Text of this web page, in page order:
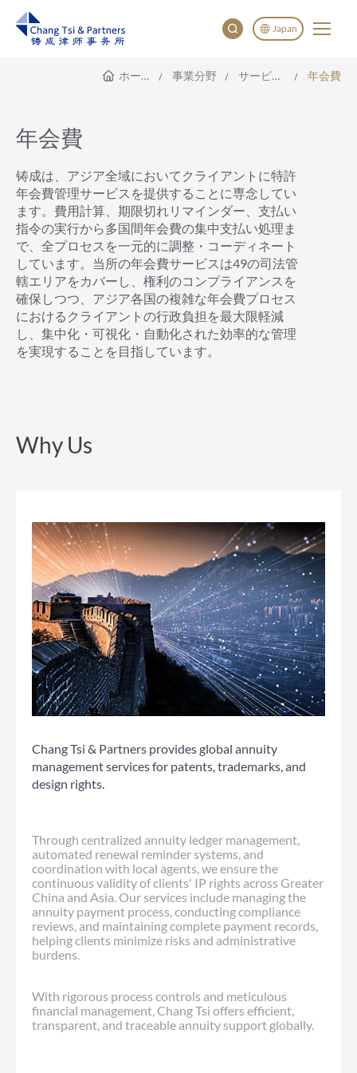
Japan
English
Deutsch
ホームページ 事業分野 サービス範囲 年会費
年会費
铸成は、アジア全域においてクライアントに特許
年会費管理サービスを提供することに専念してい
ます。費用計算、期限切れリマインダー、支払い
指令の実行から多国間年会費の集中支払い処理ま
で、全プロセスを一元的に調整・コーディネート
しています。当所の年会費サービスは49の司法管
轄エリアをカバーし、権利のコンプライアンスを
確保しつつ、アジア各国の複雑な年会費プロセス
におけるクライアントの行政負担を最大限軽減
し、集中化・可視化・自動化された効率的な管理
を実現することを目指しています。
Why Us
Chang Tsi & Partners provides global annuity
management services for patents, trademarks, and
design rights.
Through centralized annuity ledger management,
automated renewal reminder systems, and
coordination with local agents, we ensure the
continuous validity of clients' IP rights across Greater
China and Asia. Our services include managing the
annuity payment process, conducting compliance
reviews, and maintaining complete payment records,
helping clients minimize risks and administrative
burdens.
With rigorous process controls and meticulous
financial management, Chang Tsi offers efficient,
transparent, and traceable annuity support globally.